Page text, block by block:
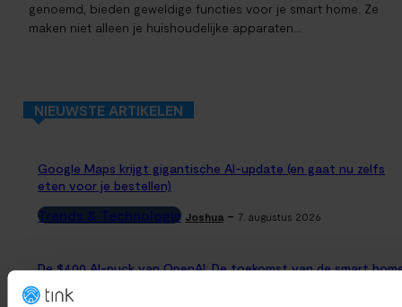
genoemd, bieden geweldige functies voor je smart home. Ze
maken niet alleen je huishoudelijke apparaten...
NIEUWSTE ARTIKELEN
Google Maps krijgt gigantische AI-update (en gaat nu zelfs
eten voor je bestellen)
Trends & Technologie Joshua - 7. augustus 2026
De $400 AI-puck van OpenAI: De toekomst van de smart
of een privacy-risico?